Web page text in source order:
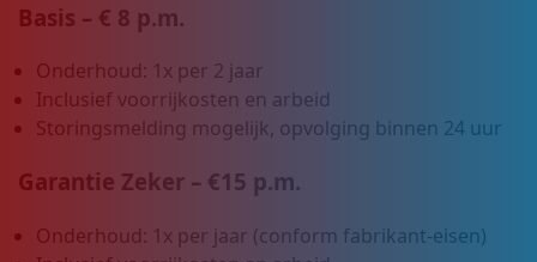
Basis – € 8 p.m.
Onderhoud: 1x per 2 jaar
Inclusief voorrijkosten en arbeid
Storingsmelding mogelijk, opvolging binnen 24 uur
Garantie Zeker – €15 p.m.
Onderhoud: 1x per jaar (conform fabrikant-eisen)